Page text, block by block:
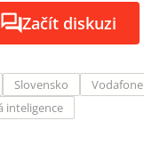
Začít diskuzi
Slovensko Vodafone
inteligence